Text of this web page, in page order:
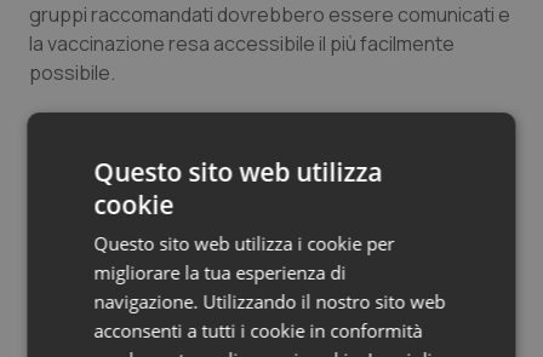
gruppi raccomandati dovrebbero essere comunicati e
la vaccinazione resa accessibile il più facilmente
possibile.
Province Autonome di avviare le gare per
l'approvvigionamento dei vaccini antinfluenzali entro il
corrente mese di maggio, basandole su stime
effettuate sulla reale popolazione eleggibile e non
sulle coperture delle stagioni precedenti".
Michela Rostan (Iv), replicando, segnala che l'Italia
Questo sito web utilizza
cookie
Questo sito web utilizza i cookie per
migliorare la tua esperienza di
navigazione. Utilizzando il nostro sito web
acconsenti a tutti i cookie in conformità